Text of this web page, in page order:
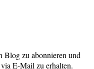
Blog zu abonnieren und
E-Mail zu erhalten.